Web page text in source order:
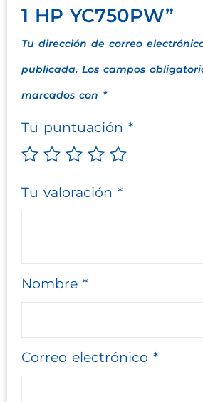
1 HP YC750PW”
Tu dirección de correo
publicada. Los campos
marcados con *
Tu puntuación *
Tu valoración *
Nombre *
Correo electrónico *